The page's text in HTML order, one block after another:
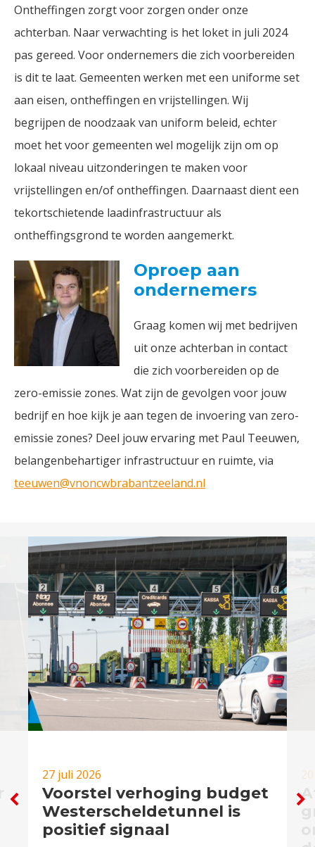
Ontheffingen zorgt voor zorgen onder onze
achterban. Naar verwachting is het loket in juli 2024
pas gereed. Voor ondernemers die zich voorbereiden
is dit te laat. Gemeenten werken met een uniforme set
aan eisen, ontheffingen en vrijstellingen. Wij
begrijpen de noodzaak van uniform beleid, echter
moet het voor gemeenten wel mogelijk zijn om op
lokaal niveau uitzonderingen te maken voor
vrijstellingen en/of ontheffingen. Daarnaast dient een
tekortschietende laadinfrastructuur als
ontheffingsgrond te worden aangemerkt.
Oproep aan
ondernemers
Graag komen wij met bedrijven
uit onze achterban in contact
die zich voorbereiden op de
zero-emissie zones. Wat zijn de gevolgen voor jouw
bedrijf en hoe kijk je aan tegen de invoering van zero-
emissie zones? Deel jouw ervaring met Paul Teeuwen,
belangenbehartiger infrastructuur en ruimte, via
teeuwen@vnoncwbrabantzeeland.nl
27 juli 2026
Voorstel verhoging budget
Westerscheldetunnel is
positief signaal